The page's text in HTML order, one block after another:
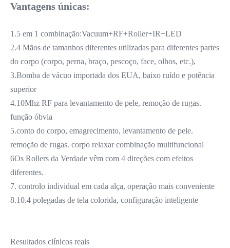
Vantagens únicas:
1.5 em 1 combinação:Vacuum+RF+Roller+IR+LED
2.4 Mãos de tamanhos diferentes utilizadas para diferentes partes
do corpo (corpo, perna, braço, pescoço, face, olhos, etc.),
3.Bomba de vácuo importada dos EUA, baixo ruído e potência
superior
4.10Mhz RF para levantamento de pele, remoção de rugas.
função óbvia
5.conto do corpo, emagrecimento, levantamento de pele.
remoção de rugas. corpo relaxar combinação multifuncional
6Os Rollers da Verdade vêm com 4 direções com efeitos
diferentes.
7. controlo individual em cada alça, operação mais conveniente
8.10.4 polegadas de tela colorida, configuração inteligente
Resultados clínicos reais